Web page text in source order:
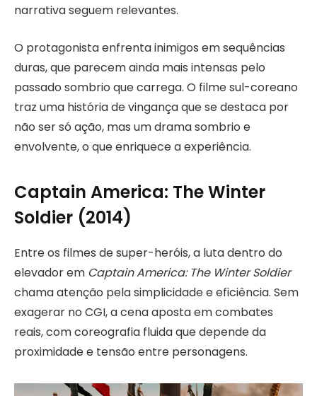
narrativa seguem relevantes.
O protagonista enfrenta inimigos em sequências
duras, que parecem ainda mais intensas pelo
passado sombrio que carrega. O filme sul-coreano
traz uma história de vingança que se destaca por
não ser só ação, mas um drama sombrio e
envolvente, o que enriquece a experiência.
Captain America: The Winter
Soldier (2014)
Entre os filmes de super-heróis, a luta dentro do
elevador em Captain America: The Winter Soldier
chama atenção pela simplicidade e eficiência. Sem
exagerar no CGI, a cena aposta em combates
reais, com coreografia fluida que depende da
proximidade e tensão entre personagens.